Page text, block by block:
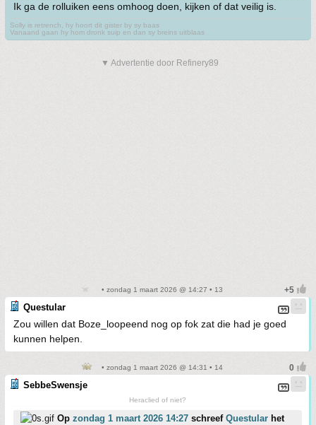
Ik ga de rolluiken eens omhoog doen, kijken of dat veilig is.
Solly is retrench, hy hoort dit gister by sy baas
Vanaand gaan hy hom dronk suip en dan sy breins uitblaas
▼ Advertentie door Refinery89
• zondag 1 maart 2026 @ 14:27 • 13
Questular
Zou willen dat Boze_loopeend nog op fok zat die had je goed
kunnen helpen.
• zondag 1 maart 2026 @ 14:31 • 14
SebbeSwensje
Heraclied of niet?
Op zondag 1 maart 2026 14:27 schreef Questular het